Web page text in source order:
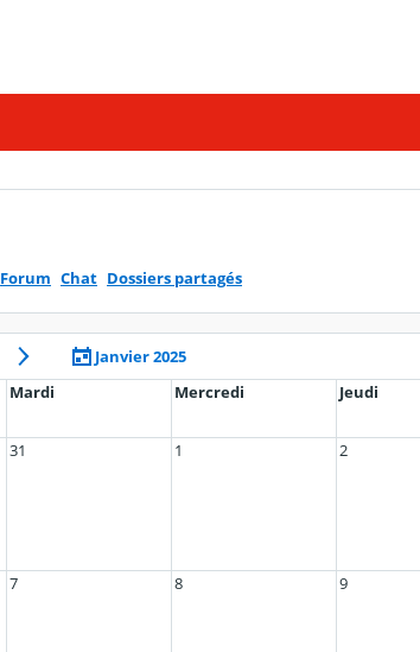
Forum Chat Dossiers partagés
Janvier 2025
Mardi Mercredi Jeudi
31 1 2
7 8 9